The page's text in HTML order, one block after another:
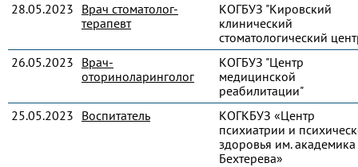
28.05.2023 Врач стоматолог-
терапевт
КОГБУЗ "Кировский
клинический
стоматологический
26.05.2023 Врач-
оториноларинголог
КОГБУЗ "Центр
медицинской
реабилитации"
25.05.2023 Воспитатель
КОГКБУЗ «Центр
психиатрии и
здоровья им.
Бехтерева»